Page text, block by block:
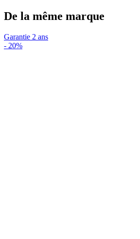
De la même marque
Garantie 2 ans
- 20%